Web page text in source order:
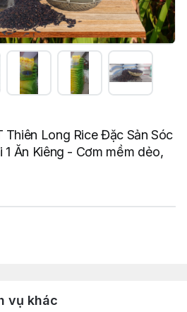
Thiên Long Rice Đặc Sản Sóc
1 Ăn Kiêng - Cơm mềm dẻo,
vụ khác